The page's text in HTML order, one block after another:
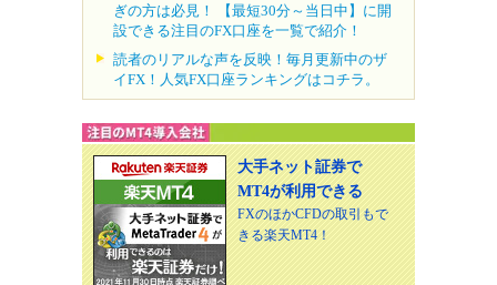
ぎの方は必見！ 【最短30分～当日中】に開
設できる注目のFX口座を一覧で紹介！
読者のリアルな声を反映！毎月更新中のザ
イFX！人気FX口座ランキングはコチラ。
大手ネット証券で
MT4が利用できる
FXのほかCFDの取引もで
きる楽天MT4！